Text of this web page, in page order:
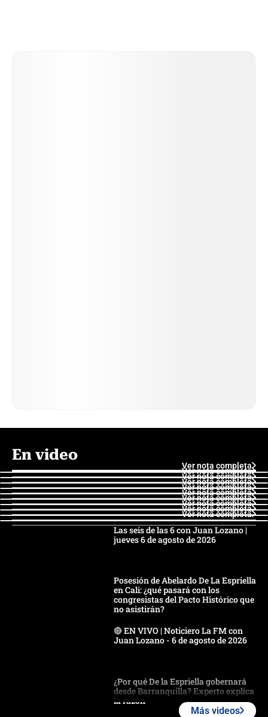
En video
Ver nota completa
Ver nota completa
Ver nota completa
Ver nota completa
Ver nota completa
Ver nota completa
Ver nota completa
Ver nota completa
Ver nota completa
Ver nota completa
Las seis de las 6 con Juan Lozano |
jueves 6 de agosto de 2026
Posesión de Abelardo De La Espriella
en Cali: ¿qué pasará con los
congresistas del Pacto Histórico que
no asistirán?
🔴 EN VIVO | Noticiero La FM con
Juan Lozano - 6 de agosto de 2026
¿Por qué De la Espriella gobernará
desde Barranquilla? Experto explica
la razón
Más videos